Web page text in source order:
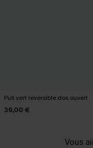
Pull vert réversible dos ouvert
39,00 €
Vous